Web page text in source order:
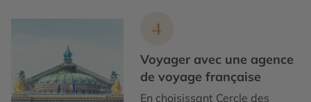
4
Voyager avec une agence
de voyage française
En choisissant Cercle des